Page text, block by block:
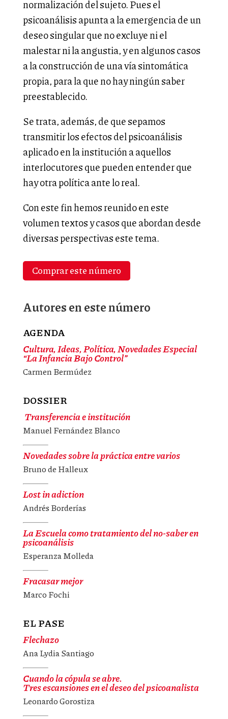
normalización del sujeto. Pues el
psicoanálisis apunta a la emergencia de un
deseo singular que no excluye ni el
malestar ni la angustia, y en algunos casos
a la construcción de una vía sintomática
propia, para la que no hay ningún saber
preestablecido.
Se trata, además, de que sepamos
transmitir los efectos del psicoanálisis
aplicado en la institución a aquellos
interlocutores que pueden entender que
hay otra política ante lo real.
Con este fin hemos reunido en este
volumen textos y casos que abordan desde
diversas perspectivas este tema.
Comprar este número
Autores en este número
AGENDA
Cultura, Ideas, Política, Novedades Especial
“La Infancia Bajo Control”
Carmen Bermúdez
DOSSIER
Transferencia e institución
Manuel Fernández Blanco
Novedades sobre la práctica entre varios
Bruno de Halleux
Lost in adiction
Andrés Borderías
La Escuela como tratamiento del no-saber en
psicoanálisis
Esperanza Molleda
Fracasar mejor
Marco Fochi
EL PASE
Flechazo
Ana Lydia Santiago
Cuando la cópula se abre.
Tres escansiones en el deseo del psicoanalista
Leonardo Gorostiza